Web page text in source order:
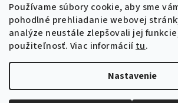
Používame súbory cookie, aby sme
pohodlné prehliadanie webovej
analýze neustále zlepšovali jej
použiteľnosť. Viac informáciítu.
Nastavenie
Copyright 2026eLuxe.sk. Všetky práva
nastavenie cookies
Vytvoril Shoptet